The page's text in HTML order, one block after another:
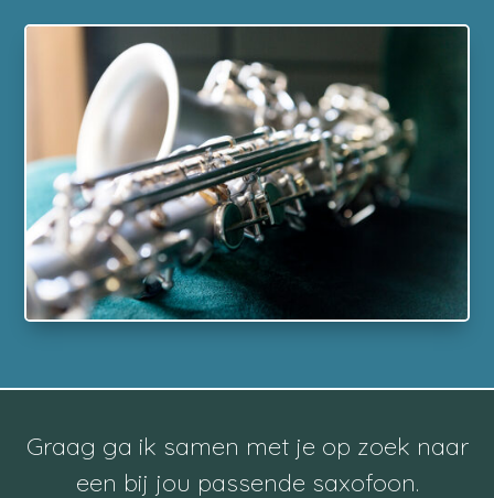
Graag ga ik samen met je op zoek naar
een bij jou passende saxofoon.